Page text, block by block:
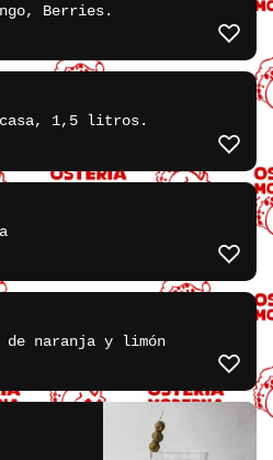
Berries.
la casa, 1,5 litros.
de naranja y limón